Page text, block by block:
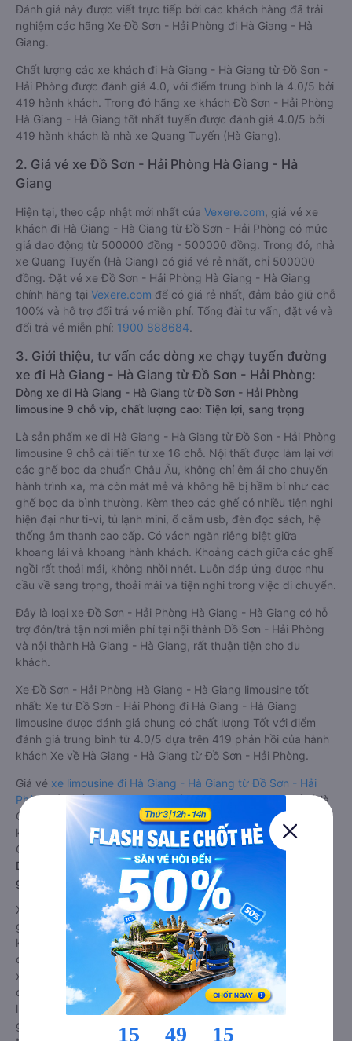
Đánh giá này được viết trực tiếp bởi các khách hàng đã trải
nghiệm các hãng Xe Đồ Sơn - Hải Phòng đi Hà Giang - Hà
Giang.
Chất lượng các xe khách đi Hà Giang - Hà Giang từ Đồ Sơn -
Hải Phòng được đánh giá 4.0, với điểm trung bình là 4.0/5 bởi
419 hành khách. Trong đó hãng xe khách Đồ Sơn - Hải Phòng
Hà Giang - Hà Giang tốt nhất tuyến được đánh giá 4.0/5 bởi
419 hành khách là nhà xe Quang Tuyến (Hà Giang).
2. Giá vé xe Đồ Sơn - Hải Phòng Hà Giang - Hà
Giang
Hiện tại, theo cập nhật mới nhất của Vexere.com , giá vé xe
khách đi Hà Giang - Hà Giang từ Đồ Sơn - Hải Phòng có mức
giá dao động từ 500000 đồng - 500000 đồng. Trong đó, nhà
xe Quang Tuyến (Hà Giang) có giá vé rẻ nhất, chỉ 500000
đồng. Đặt vé xe Đồ Sơn - Hải Phòng Hà Giang - Hà Giang
chính hãng tại Vexere.com để có giá rẻ nhất, đảm bảo giữ chỗ
100% và hỗ trợ đổi trả vé miễn phí. Tổng đài tư vấn, đặt vé và
đổi trả vé miễn phí: 1900 888684.
3. Giới thiệu, tư vấn các dòng xe chạy tuyến đường
xe đi Hà Giang - Hà Giang từ Đồ Sơn - Hải Phòng:
Dòng xe đi Hà Giang - Hà Giang từ Đồ Sơn - Hải Phòng
limousine 9 chỗ vip, chất lượng cao: Tiện lợi, sang trọng
Là sản phẩm xe đi Hà Giang - Hà Giang từ Đồ Sơn - Hải Phòng
limousine 9 chỗ cải tiến từ xe 16 chỗ. Nội thất được làm lại với
các ghế bọc da chuẩn Châu Âu, không chỉ êm ái cho chuyến
hành trình xa, mà còn mát mẻ và không hề bị hầm bí như các
ghế bọc da bình thường. Kèm theo các ghế có nhiều tiện nghi
hiện đại như ti-vi, tủ lạnh mini, ổ cắm usb, đèn đọc sách, hệ
thống âm thanh cao cấp. Có vách ngăn riêng biệt giữa
khoang lái và khoang hành khách. Khoảng cách giữa các ghế
ngồi rất thoải mái, không nhồi nhét. Luôn đáp ứng được nhu
cầu về sang trọng, thoải mái và tiện nghi trong việc di chuyển.
Đây là loại xe Đồ Sơn - Hải Phòng Hà Giang - Hà Giang có hỗ
trợ đón/trả tận nơi miễn phí tại nội thành Đồ Sơn - Hải Phòng
và nội thành Hà Giang - Hà Giang, rất thuận tiện cho du
khách.
Xe Đồ Sơn - Hải Phòng Hà Giang - Hà Giang limousine tốt
nhất: Xe từ Đồ Sơn - Hải Phòng đi Hà Giang - Hà Giang
limousine được đánh giá chung có chất lượng Tốt với điểm
đánh giá trung bình từ 4.0/5 dựa trên 419 phản hồi của hành
khách Xe về Hà Giang - Hà Giang từ Đồ Sơn - Hải Phòng.
Giá vé xe limousine đi Hà Giang - Hà Giang từ Đồ Sơn - Hải
Phòngrẻ nhất là 500000VND của hãng xe Quang Tuyến (Hà
Giang). Tùy thuộc vào vị trí ngồi của bạn và chương trình
khuyến mãi, giá vé Xe Đồ Sơn - Hải Phòng đi Hà Giang - Hà
Giang limousine này có thể sẽ rẻ hơn
Dòng xe đi Hà Giang - Hà Giang từ Đồ Sơn - Hải Phòng
giường nằm đôi: Riêng tư, đầy đủ tiện nghi
Xe khách đi Hà Giang - Hà Giang từ Đồ Sơn - Hải Phòng
giường nằm đôi là loại xe đặc biệt. Với mỗi giường được thiết
kế như một phòng ngủ khách sạn sang trọng, hiện đại. Đây là
dòng xe giường nằm cho cặp đôi đi Hà Giang - Hà Giang mới
xuất hiện tại Việt Nam. Loại xe giường nằm đôi ra đời nhằm
đáp ứng yêu cầu ngày càng cao của khách hàng về chất
lượng dịch vụ vận tải. So với xe giường nằm thông thường, xe
giường nằm đôi đi Hà Giang - Hà Giang có nhiều ưu điểm và